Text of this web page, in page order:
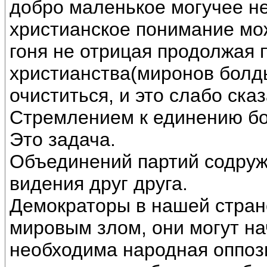
добро маленькое могучее
христианское понимание
гоня не отрицая
христианства(миронов
очиститься, и это слабо
Стремлением к единению
Это задача.
Объединений партий
видения друг друга.
Демократоры в нашей
мировым злом, они могут
необходима народная